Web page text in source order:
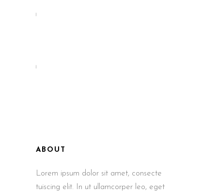
ABOUT
Lorem ipsum dolor sit amet, consecte
tuiscing elit. In ut ullamcorper leo, eget